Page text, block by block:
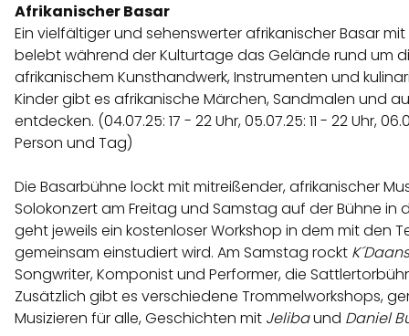
Afrikanischer Basar
Ein vielfältiger und sehenswerter afrikanischer Basar
belebt während der Kulturtage das Gelände rund um
afrikanischem Kunsthandwerk, Instrumenten und
Kinder gibt es afrikanische Märchen, Sandmalen und
entdecken. (04.07.25: 17 - 22 Uhr, 05.07.25: 11 - 22 Uhr,
Person und Tag)
Die Basarbühne lockt mit mitreißender, afrikanischer
Solokonzert am Freitag und Samstag auf der Bühne in
geht jeweils ein kostenloser Workshop in dem mit den
gemeinsam einstudiert wird. Am Samstag rockt
Songwriter, Komponist und Performer, die
Zusätzlich gibt es verschiedene Trommelworkshops,
Musizieren für alle, Geschichten mit Jelibaund Daniel